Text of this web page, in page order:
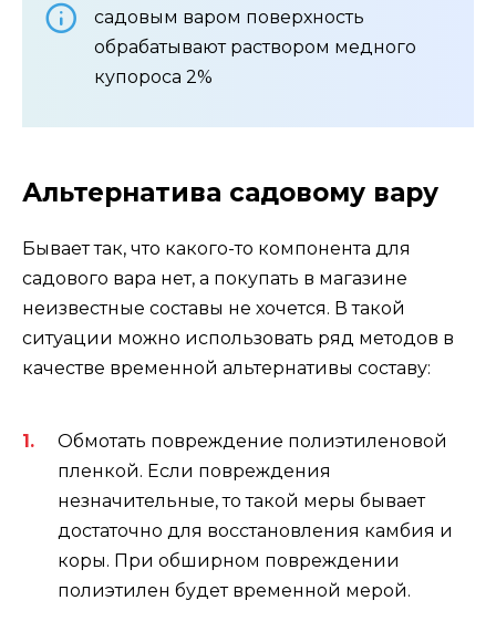
садовым варом поверхность
обрабатывают раствором медного
купороса 2%
Альтернатива садовому вару
Бывает так, что какого-то компонента для
садового вара нет, а покупать в магазине
неизвестные составы не хочется. В такой
ситуации можно использовать ряд методов в
качестве временной альтернативы составу:
Обмотать повреждение полиэтиленовой
пленкой. Если повреждения
незначительные, то такой меры бывает
достаточно для восстановления камбия и
коры. При обширном повреждении
полиэтилен будет временной мерой.